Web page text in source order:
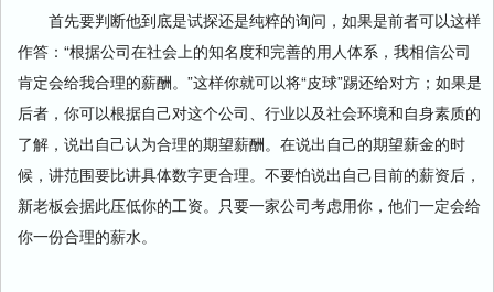
首先要判断他到底是试探还是纯粹的询问，如果是前者可以这样
作答：“根据公司在社会上的知名度和完善的用人体系，我相信公司
肯定会给我合理的薪酬。”这样你就可以将“皮球”踢还给对方；如果是
后者，你可以根据自己对这个公司、行业以及社会环境和自身素质的
了解，说出自己认为合理的期望薪酬。在说出自己的期望薪金的时
候，讲范围要比讲具体数字更合理。不要怕说出自己目前的薪资后，
新老板会据此压低你的工资。只要一家公司考虑用你，他们一定会给
你一份合理的薪水。